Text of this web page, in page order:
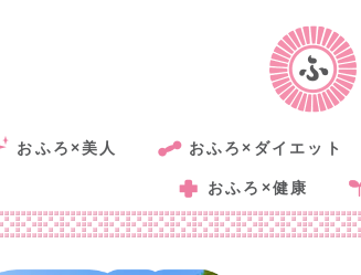
おふろ×美人 おふろ×ダイエット
おふろ×健康